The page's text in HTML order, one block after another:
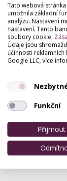
Pro přidání
Zatím zde není
Tato webová
umožnila základní
analýzu. Nastavení
nastavení. Tento
soubory cookie.
Údaje jsou
účinnosti
Google LLC, více
Funkční
Přijmout